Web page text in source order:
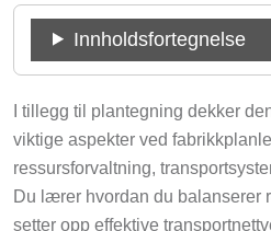
Innholdsfortegnelse
I tillegg til plantegning dekker
viktige aspekter ved
ressursforvaltning,
Du lærer hvordan du balanserer
setter opp effektive